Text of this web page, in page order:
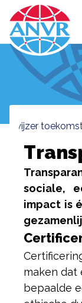
wegwijzer
sociale,
impact is
maken dat
bepaalde